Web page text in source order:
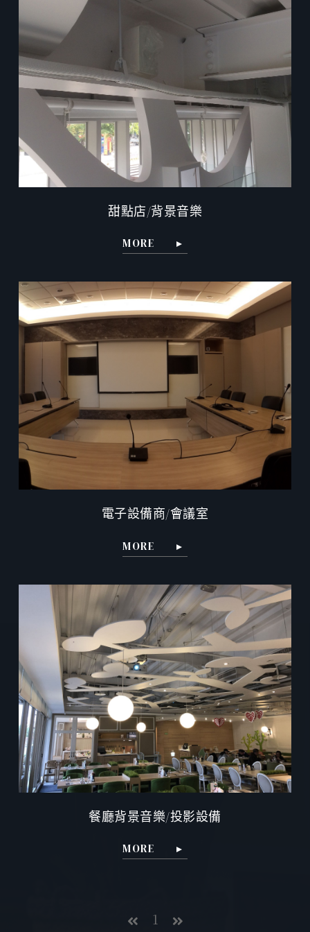
甜點店/背景音樂
MORE
電子設備商/會議室
MORE
餐廳背景音樂/投影設備
MORE
1